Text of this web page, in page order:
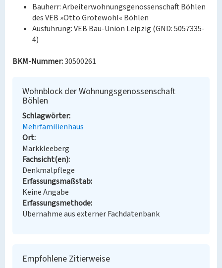
Bauherr: Arbeiterwohnungsgenossenschaft Böhlen
des VEB »Otto Grotewohl« Böhlen
Ausführung: VEB Bau-Union Leipzig (GND: 5057335-
4)
BKM-Nummer:30500261
Wohnblock der Wohnungsgenossenschaft
Böhlen
Schlagwörter
Mehrfamilienhaus
Ort
Markkleeberg
Fachsicht(en)
Denkmalpflege
Erfassungsmaßstab
Keine Angabe
Erfassungsmethode
Übernahme aus externer Fachdatenbank
Empfohlene Zitierweise